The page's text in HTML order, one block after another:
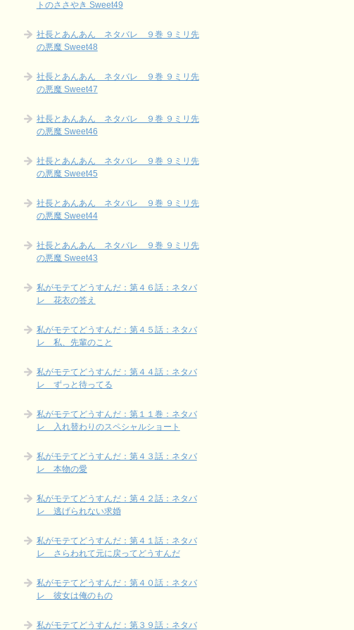
トのささやき Sweet49
社長とあんあん ネタバレ ９巻 ９ミリ先
の悪魔 Sweet48
社長とあんあん ネタバレ ９巻 ９ミリ先
の悪魔 Sweet47
社長とあんあん ネタバレ ９巻 ９ミリ先
の悪魔 Sweet46
社長とあんあん ネタバレ ９巻 ９ミリ先
の悪魔 Sweet45
社長とあんあん ネタバレ ９巻 ９ミリ先
の悪魔 Sweet44
社長とあんあん ネタバレ ９巻 ９ミリ先
の悪魔 Sweet43
私がモテてどうすんだ：第４６話：ネタバ
レ 花衣の答え
私がモテてどうすんだ：第４５話：ネタバ
レ 私、先輩のこと
私がモテてどうすんだ：第４４話：ネタバ
レ ずっと待ってる
私がモテてどうすんだ：第１１巻：ネタバ
レ 入れ替わりのスペシャルショート
私がモテてどうすんだ：第４３話：ネタバ
レ 本物の愛
私がモテてどうすんだ：第４２話：ネタバ
レ 逃げられない求婚
私がモテてどうすんだ：第４１話：ネタバ
レ さらわれて元に戻ってどうすんだ
私がモテてどうすんだ：第４０話：ネタバ
レ 彼女は俺のもの
私がモテてどうすんだ：第３９話：ネタバ